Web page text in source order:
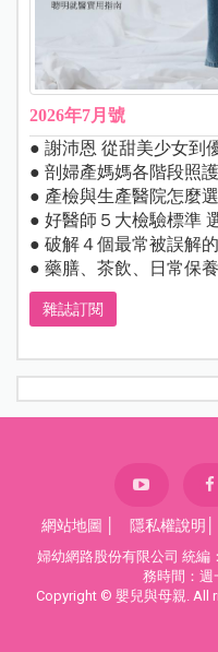
2026年7月號
● 謝沛恩 從甜美少女到
● 剖婦產媽媽各階段照
● 產檢與生產醫院怎麼
● 好醫師５大檢驗標準
● 破解４個最常被誤解
● 藥膳、茶飲、日常保
雜誌訂閱
網站地圖 隱私權說明
婦幼網路股份有限公司 統編
務時間：週
Copyright © 嬰兒與母親. All